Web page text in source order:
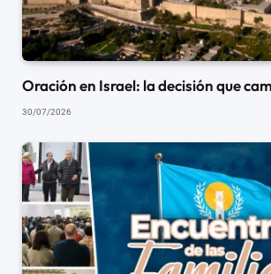
Oración en Israel: la decisión que
30/07/2026